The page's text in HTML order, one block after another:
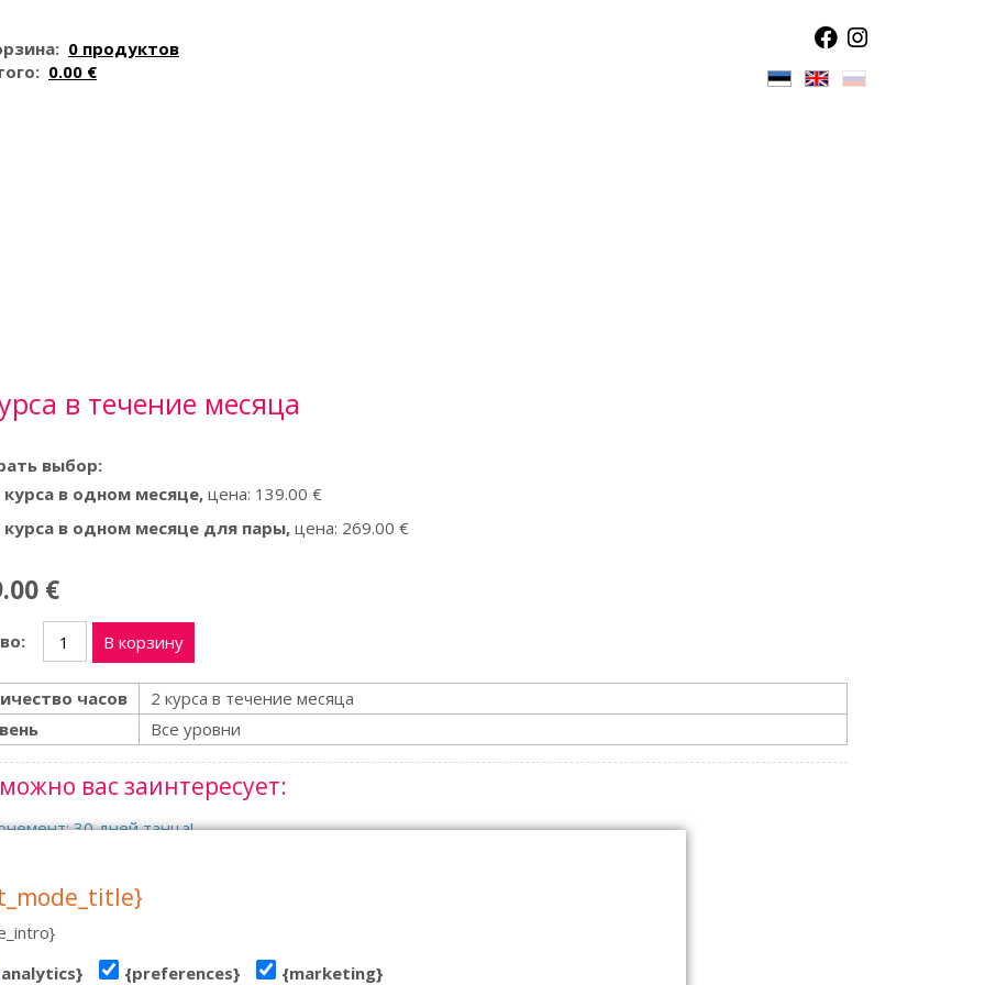
0 продуктов
0.00 €
в течение месяца
выбор:
курса в одном месяце, цена: 139.00 €
курса в одном месяце для пары, цена: 269.00 €
€
В корзину
часов
2 курса в течение месяца
Все уровни
вас заинтересует:
€
больше
{preferences} {marketing}